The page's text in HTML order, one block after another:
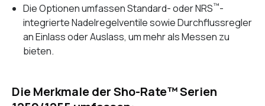
Die Optionen umfassen Standard- oder NRS™-
integrierte Nadelregelventile sowie Durchflussregler
an Einlass oder Auslass, um mehr als Messen zu
bieten.
Die Merkmale der Sho-Rate™ Serien